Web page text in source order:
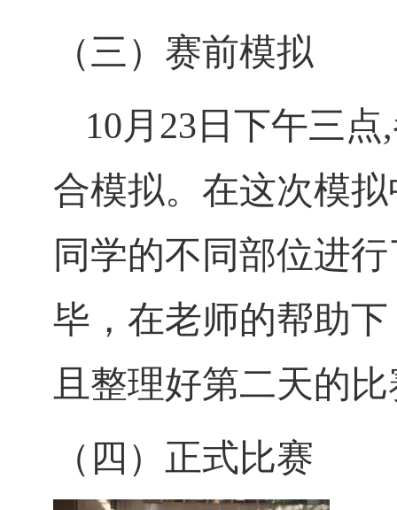
（三）赛前模拟
10月 23 日 下午三点,
合模拟。在这次模拟
同学的不同部位进
毕，在老师的帮助
且整理好第二天的
（四）正式比赛